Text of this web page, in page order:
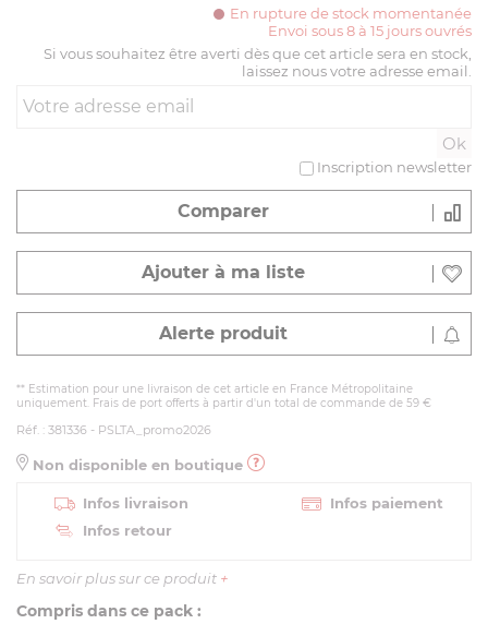
En rupture de stock momentanée
Envoi sous 8 à 15 jours ouvrés
Si vous souhaitez être averti dès que cet article sera en stock,
laissez nous votre adresse email.
Inscription newsletter
Comparer
Ajouter à ma liste
Alerte produit
** Estimation pour une livraison de cet article en France Métropolitaine
uniquement. Frais de port offerts à partir d'un total de commande de 59 €
Réf. : 381336 - PSLTA_promo2026
Non disponible en boutique
Infos livraison
Infos paiement
Infos retour
En savoir plus sur ce produit +
Compris dans ce pack :